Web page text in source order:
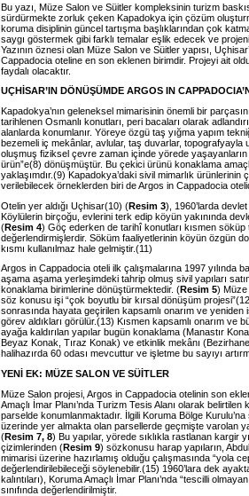
Bu yazı, Müze Salon ve Süitler kompleksinin turizm
sürdürmekte zorluk çeken Kapadokya için çözüm
koruma disiplinin güncel tartışma başlıklarından çok
saygı göstermek gibi farklı temalar eşlik edecek ve
Yazının öznesi olan Müze Salon ve Süitler yapısı,
Cappadocia oteline en son eklenen birimdir. Projeyi ait
faydalı olacaktır.
UÇHİSAR’IN DÖNÜŞÜMDE ARGOS IN
Kapadokya’nın geleneksel mimarisinin önemli bir
tarihlenen Osmanlı konutları, peri bacaları olarak
alanlarda konumlanır. Yöreye özgü taş yığma yapım
bezemeli iç mekânlar, avlular, taş duvarlar, topografyayla
oluşmuş fiziksel çevre zaman içinde yörede
ürün”e(8) dönüşmüştür. Bu çekici ürünü konaklama
yaklaşımdır.(9) Kapadokya’daki sivil mimarlık
verilebilecek örneklerden biri de Argos in Cappadocia
Otelin yer aldığı Uçhisar(10) (Resim 3), 1960’larda
Köylülerin birçoğu, evlerini terk edip köyün yakınında
(Resim 4) Göç ederken de tarihî konutları kısmen söküp
değerlendirmişlerdir. Söküm faaliyetlerinin köyün özgün
kısmı kullanılmaz hale gelmiştir.(11)
Argos in Cappadocia oteli ilk çalışmalarına 1997 yılında
aşama aşama yerleşimdeki tahrip olmuş sivil yapıları
konaklama birimlerine dönüştürmektedir. (Resim 5) Müze
söz konusu işi “çok boyutlu bir kırsal dönüşüm
sonrasında hayata geçirilen kapsamlı onarım ve
görev aldıkları görülür.(13) Kısmen kapsamlı onarım ve
ayağa kaldırılan yapılar bugün konaklama (Manastır
Beyaz Konak, Tıraz Konak) ve etkinlik mekânı
halihazırda 60 odası mevcuttur ve işletme bu sayıyı
YENİ EK: MÜZE SALON VE SÜİTLER
Müze Salon projesi, Argos in Cappadocia otelinin son
Amaçlı İmar Planı’nda Turizm Tesis Alanı olarak belirtilen
parselde konumlanmaktadır. İlgili Koruma Bölge
üzerinde yer almakta olan parsellerde geçmişte varolan
(Resim 7, 8) Bu yapılar, yörede sıklıkla rastlanan kargir
çizimlerinden (Resim 9) sözkonusu harap yapıların,
mimarisi üzerine hazırlamış olduğu çalışmasında “yola
değerlendirilebileceği söylenebilir.(15) 1960’lara dek
kalıntıları), Koruma Amaçlı İmar Planı’nda “tescilli
sınıfında değerlendirilmiştir.